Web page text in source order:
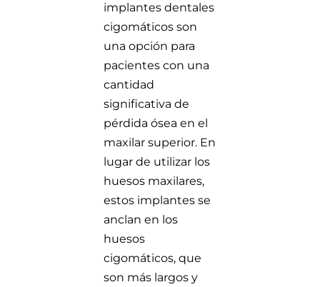
implantes dentales
cigomáticos son
una opción para
pacientes con una
cantidad
significativa de
pérdida ósea en el
maxilar superior. En
lugar de utilizar los
huesos maxilares,
estos implantes se
anclan en los
huesos
cigomáticos, que
son más largos y